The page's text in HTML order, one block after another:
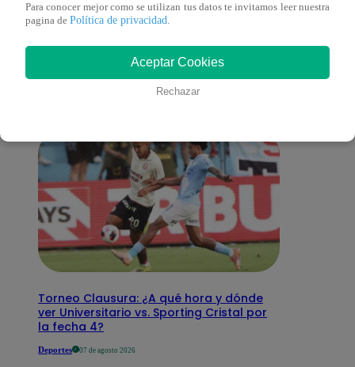
También te puede
interesar
Torneo Clausura: ¿A qué hora y dónde
ver Universitario vs. Sporting Cristal por
la fecha 4?
Deportes 07 de agosto 2026
Para conocer mejor como se utilizan tus datos te invitamos leer nuestra
pagina de Política de privacidad
Aceptar Cookies
Rechazar